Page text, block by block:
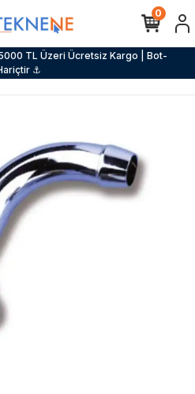
TL Üzeri Ücretsiz Kargo | Bot-
⚓
0